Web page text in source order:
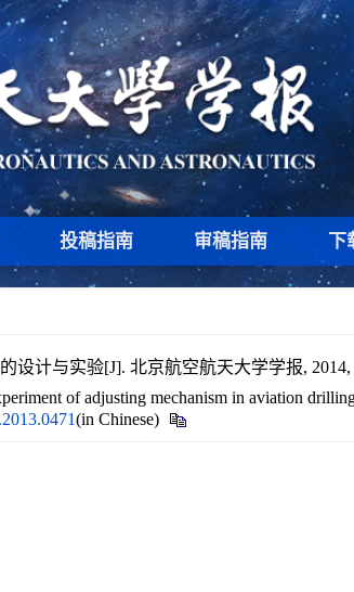
投稿指南 审稿指南 下
计与实验[J]. 北京航空航天大学学报, 2014,
of adjusting mechanism in aviation
(in Chinese)